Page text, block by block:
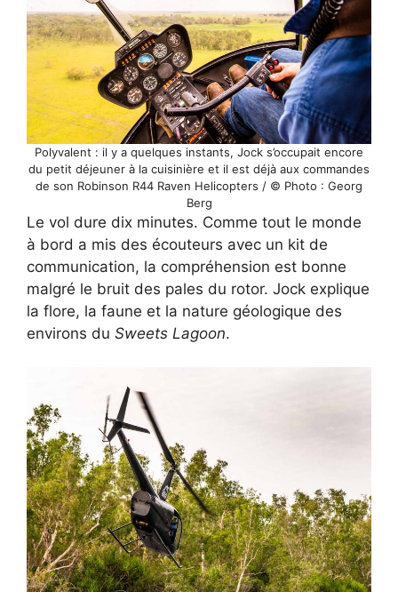
Polyvalent : il y a quelques instants, Jock s’occupait encore
du petit déjeuner à la cuisinière et il est déjà aux commandes
de son Robinson R44 Raven Helicopters / © Photo : Georg
Berg
Le vol dure dix minutes. Comme tout le monde
à bord a mis des écouteurs avec un kit de
communication, la compréhension est bonne
malgré le bruit des pales du rotor. Jock explique
la flore, la faune et la nature géologique des
environs du Sweets Lagoon.